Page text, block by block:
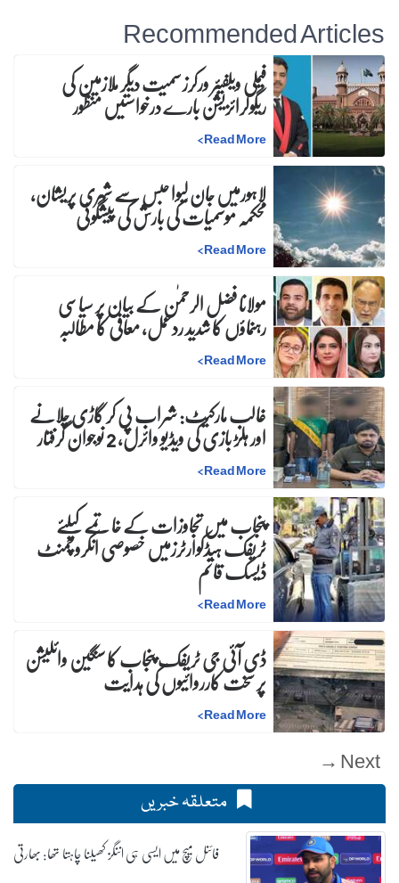
Recommended Articles
فیملی ویلفیئر ورکرز سمیت دیگر ملازمین کی
ریگولرائزیشن بارے درخواستیں منظور
Read More
>
لاہورمیں جان لیوا حبس سے شہری پریشان،
محکمہ موسمیات کی بارش کی پیشگوئی
Read More
>
مولانا فضل الرحمٰن کے بیان پر سیاسی
رہنماؤں کا شدید ردعمل، معافی کا مطالبہ
Read More
>
غالب مارکیٹ: شراب پی کر گاڑی چلانے
اور ہلڑ بازی کی ویڈیو وائرل، 2 نوجوان گرفتار
Read More
>
پنجاب میں تجاوزات کے خاتمے کیلئے
ٹریفک ہیڈکوارٹرزمیں خصوصی انکروچمنٹ
ڈیسک قائم
Read More
>
ڈی آئی جی ٹریفک پنجاب کا سنگین وائلیشن
پر سخت کارروائیوں کی ہدایت
Read More
>
Next →
متعلقہ خبریں
فائنل میچ میں ایسی ہی اننگز کھیلنا چاہتا تھا: بھارتی